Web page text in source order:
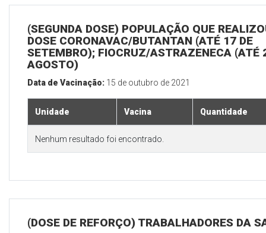
(SEGUNDA DOSE) POPULAÇÃO QUE
DOSE CORONAVAC/BUTANTAN (ATÉ 17 DE
SETEMBRO); FIOCRUZ/ASTRAZENECA (ATÉ
AGOSTO)
Data de Vacinação: 15 de outubro de 2021
Unidade Vacina Quantidade
Nenhum resultado foi encontrado.
(DOSE DE REFORÇO) TRABALHADORES DA